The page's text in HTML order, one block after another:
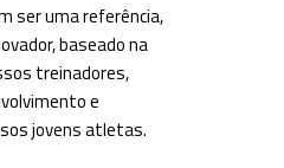
ser uma referência,
baseado na
treinadores,
e
jovens atletas.